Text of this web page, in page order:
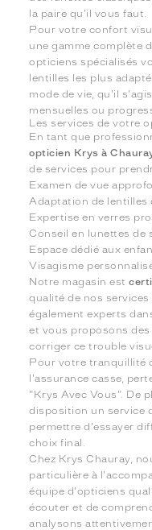
la paire qu'il vous faut.
Pour votre confort
une gamme complète
opticiens spécialisés
lentilles les plus
mode de vie, qu'il
mensuelles ou
Les services de votre
En tant que
opticien Krys à
de services pour
Examen de vue
Adaptation de lentilles
Expertise en verres
Conseil en lunettes de
Espace dédié aux
Visagisme
Notre magasin est
qualité de nos
également experts
et vous proposons
corriger ce trouble
Pour votre tranquillité
l'assurance casse,
"Krys Avec Vous". De
disposition un service
permettre d'essayer
choix final.
Chez Krys Chauray,
particulière à
équipe d'opticiens
écouter et de
analysons